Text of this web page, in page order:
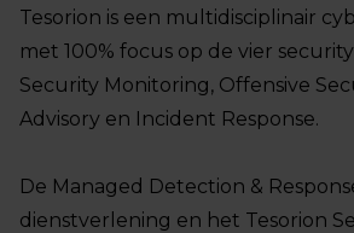
Tesorion is een multidisciplinair
met 100% focus op de vier
Security Monitoring, Offensive
Advisory en Incident Response.
De Managed Detection &
dienstverlening en het Tesorion